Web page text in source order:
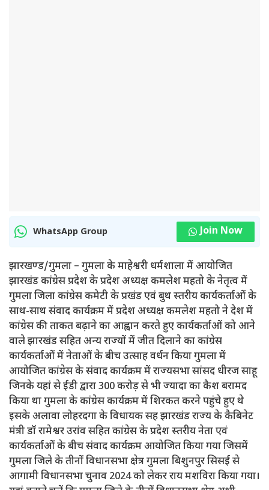
WhatsApp Group Join Now
झारखण्ड/गुमला – गुमला के माहेश्वरी धर्मशाला में आयोजित
झारखंड कांग्रेस प्रदेश के प्रदेश अध्यक्ष कमलेश महतो के नेतृत्व में
गुमला जिला कांग्रेस कमेटी के प्रखंड एवं बुथ स्तरीय कार्यकर्ताओं के
साथ-साथ संवाद कार्यक्रम में प्रदेश अध्यक्ष कमलेश महतो ने देश में
कांग्रेस की ताकत बढ़ाने का आह्वान करते हुए कार्यकर्ताओं को आने
वाले झारखंड सहित अन्य राज्यों में जीत दिलाने का कांग्रेस
कार्यकर्ताओं में नेताओं के बीच उत्साह वर्धन किया गुमला में
आयोजित कांग्रेस के संवाद कार्यक्रम में राज्यसभा सांसद धीरज साहू
जिनके यहां से ईडी द्वारा 300 करोड़ से भी ज्यादा का कैश बरामद
किया था गुमला के कांग्रेस कार्यक्रम में शिरकत करने पहुंचे हुए थे
इसके अलावा लोहरदगा के विधायक सह झारखंड राज्य के कैबिनेट
मंत्री डॉ रामेश्वर उरांव सहित कांग्रेस के प्रदेश स्तरीय नेता एवं
कार्यकर्ताओं के बीच संवाद कार्यक्रम आयोजित किया गया जिसमें
गुमला जिले के तीनों विधानसभा क्षेत्र गुमला बिशुनपुर सिसई से
आगामी विधानसभा चुनाव 2024 को लेकर राय मशविरा किया गया।